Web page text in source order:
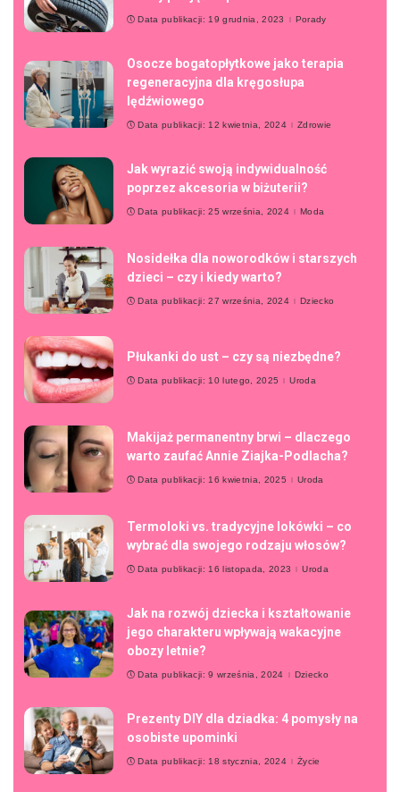
Data publikacji: 19 grudnia, 2023 Porady
Osocze bogatopłytkowe jako terapia
regeneracyjna dla kręgosłupa
lędźwiowego
Data publikacji: 12 kwietnia, 2024 Zdrowie
Jak wyrazić swoją indywidualność
poprzez akcesoria w biżuterii?
Data publikacji: 25 września, 2024 Moda
Nosidełka dla noworodków i starszych
dzieci – czy i kiedy warto?
Data publikacji: 27 września, 2024 Dziecko
Płukanki do ust – czy są niezbędne?
Data publikacji: 10 lutego, 2025 Uroda
Makijaż permanentny brwi – dlaczego
warto zaufać Annie Ziajka-Podlacha?
Data publikacji: 16 kwietnia, 2025 Uroda
Termoloki vs. tradycyjne lokówki – co
wybrać dla swojego rodzaju włosów?
Data publikacji: 16 listopada, 2023 Uroda
Jak na rozwój dziecka i kształtowanie
jego charakteru wpływają wakacyjne
obozy letnie?
Data publikacji: 9 września, 2024 Dziecko
Prezenty DIY dla dziadka: 4 pomysły na
osobiste upominki
Data publikacji: 18 stycznia, 2024 Życie